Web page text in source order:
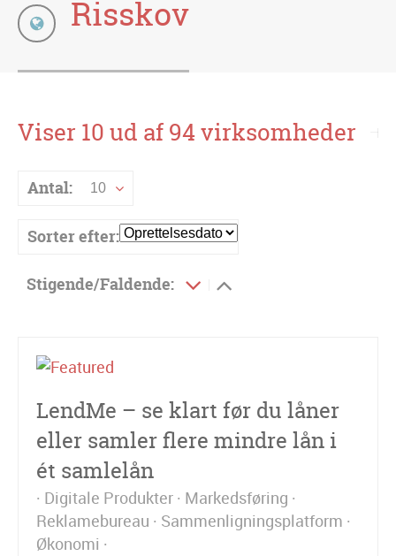
Risskov
Viser 10 ud af 94 virksomheder
Antal: 10
Sorter efter:
Stigende/Faldende:
LendMe – se klart før du låner
eller samler flere mindre lån i
ét samlelån
Digitale Produkter Markedsføring
Reklamebureau
Sammenligningsplatform
Økonomi